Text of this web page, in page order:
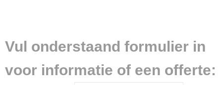
Vul onderstaand formulier in
voor informatie of een offerte: